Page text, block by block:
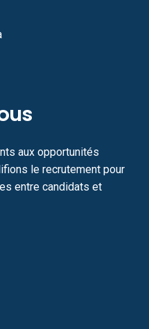
aux opportunités
le recrutement pour
entre candidats et